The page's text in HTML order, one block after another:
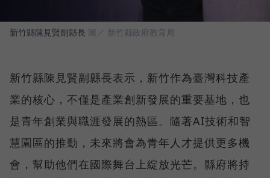
新竹縣陳見賢副縣長 圖／ 新竹縣政府教育局
新竹縣陳見賢副縣長表示，新竹作為臺灣科技產
業的核心，不僅是產業創新發展的重要基地，也
是青年創業與職涯發展的熱區。隨著AI技術和智
慧園區的推動，未來將會為青年人才提供更多機
會，幫助他們在國際舞台上綻放光芒。縣府將持